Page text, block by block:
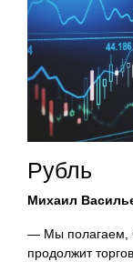
Рубль
Михаил
— Мы полагаем,
продолжит